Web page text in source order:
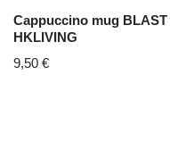
Cappuccino mug BLAST
HKLIVING
9,50 €